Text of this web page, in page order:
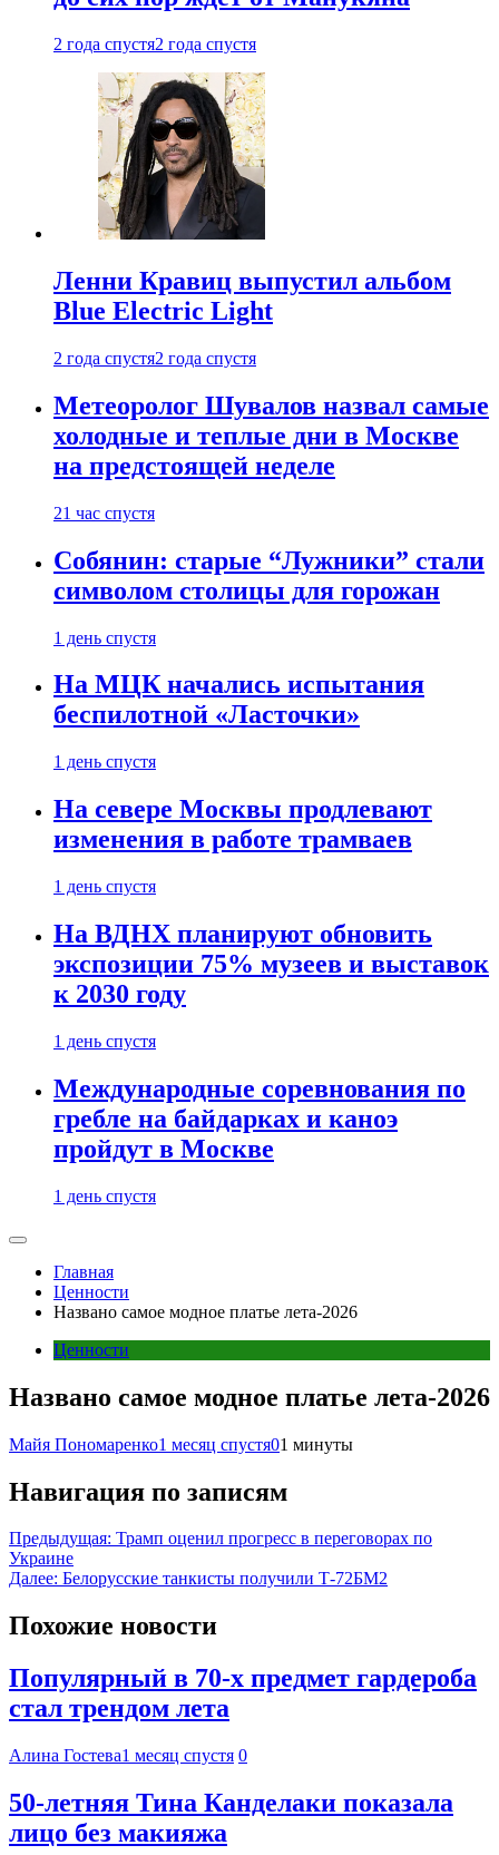
2 года спустя2 года спустя
Ленни Кравиц выпустил альбом
Blue Electric Light
2 года спустя2 года спустя
Метеоролог Шувалов назвал самые
холодные и теплые дни в Москве
на предстоящей неделе
21 час спустя
Собянин: старые “Лужники” стали
символом столицы для горожан
1 день спустя
На МЦК начались испытания
беспилотной «Ласточки»
1 день спустя
На севере Москвы продлевают
изменения в работе трамваев
1 день спустя
На ВДНХ планируют обновить
экспозиции 75% музеев и выставок
к 2030 году
1 день спустя
Международные соревнования по
гребле на байдарках и каноэ
пройдут в Москве
1 день спустя
Главная
Ценности
Названо самое модное платье лета-2026
Ценности
Названо самое модное платье лета-2026
Майя Пономаренко1 месяц спустя01 минуты
Навигация по записям
Предыдущая: Трамп оценил прогресс в переговорах по
Украине
Далее: Белорусские танкисты получили Т-72БМ2
Похожие новости
Популярный в 70-х предмет гардероба
стал трендом лета
Алина Гостева1 месяц спустя 0
50-летняя Тина Канделаки показала
лицо без макияжа